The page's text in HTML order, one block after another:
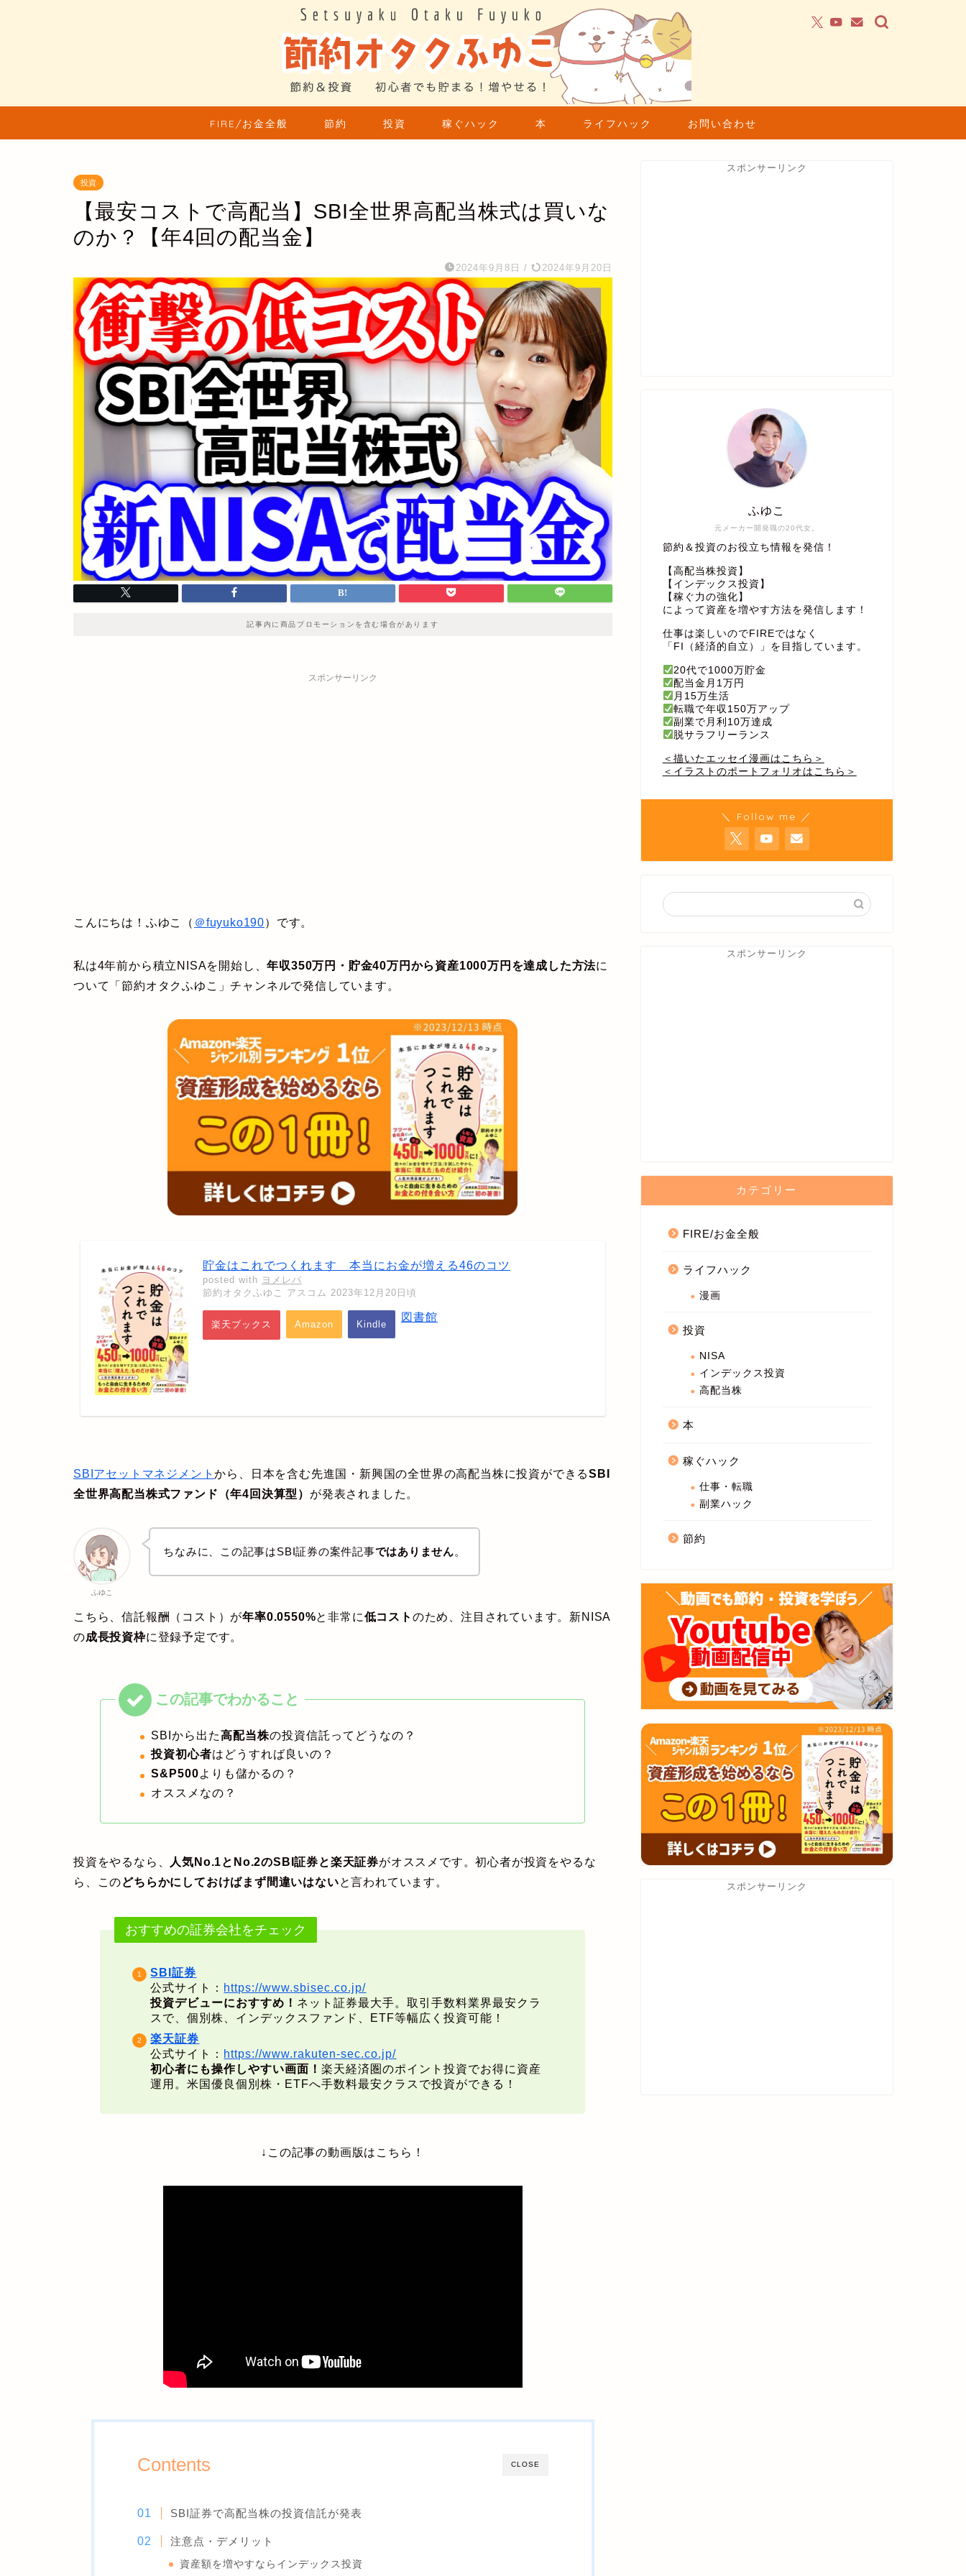
FIRE/お金全般 節約 投資 稼ぐハック 本 ライフハック お問い合わせ
投資
【最安コストで高配当】SBI全世界高配当株式は買いな
のか？【年4回の配当金】
2024年9月8日 / 2024年9月20日
記事内に商品プロモーションを含む場合があります
スポンサーリンク
こんにちは！ふゆこ（ ＠fuyuko190）です。
私は4年前から積立NISAを開始し、年収350万円・貯金40万円から資産1000万円を達成した方法に
ついて「節約オタクふゆこ」チャンネルで発信しています。
貯金はこれでつくれます 本当にお金が増える46のコツ
posted with ヨメレバ
節約オタクふゆこ アスコム 2023年12月20日頃
楽天ブックス Amazon Kindle
図書館
SBIアセットマネジメントから、日本を含む先進国・新興国の全世界の高配当株に投資ができるSBI
全世界高配当株式ファンド（年4回決算型） が発表されました。
ふゆこ
ちなみに、この記事はSBI証券の案件記事ではありません。
こちら、信託報酬（コスト）が年率0.0550%と非常に低コスト のため、注目されています。新NISA
の成長投資枠に登録予定です。
SBIから出た高配当株の投資信託ってどうなの？
投資初心者はどうすれば良いの？
S&P500よりも儲かるの？
オススメなの？
投資をやるなら、 人気No.1とNo.2のSBI証券と楽天証券がオススメです。初心者が投資をやるな
ら、このどちらかにしておけばまず間違いはないと言われています。
おすすめの証券会社をチェック
SBI証券
公式サイト： https://www.sbisec.co.jp/
投資デビューにおすすめ！ ネット証券最大手。取引手数料業界最安クラ
スで、個別株、インデックスファンド、ETF等幅広く投資可能！
楽天証券
公式サイト： https://www.rakuten-sec.co.jp/
初心者にも操作しやすい画面！楽天経済圏のポイント投資でお得に資産
運用。米国優良個別株・ETFへ手数料最安クラスで投資ができる！
↓この記事の動画版はこちら！
CLOSE
Contents
SBI証券で高配当株の投資信託が発表
注意点・デメリット
資産額を増やすならインデックス投資
スポンサーリンク
元メーカー開発職の20代女。
ふゆこ
節約＆投資のお役立ち情報を発信！
【高配当株投資】
【インデックス投資】
【稼ぐ力の強化】
によって資産を増やす方法を発信します！
仕事は楽しいのでFIREではなく
「FI（経済的自立）」を目指しています。
20代で1000万貯金
配当金月1万円
月15万生活
転職で年収150万アップ
副業で月利10万達成
脱サラフリーランス
＜描いたエッセイ漫画はこちら＞
＜イラストのポートフォリオはこちら＞
＼ Follow me ／
スポンサーリンク
カテゴリー
FIRE/お金全般
ライフハック
漫画
投資
NISA
インデックス投資
高配当株
本
稼ぐハック
仕事・転職
副業ハック
節約
スポンサーリンク